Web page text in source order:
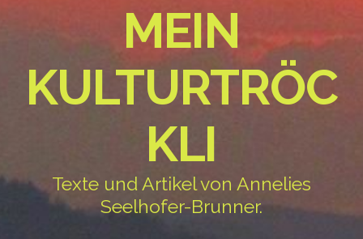
MEIN
KULTURTRÖC
KLI
Texte und Artikel von Annelies
Seelhofer-Brunner.